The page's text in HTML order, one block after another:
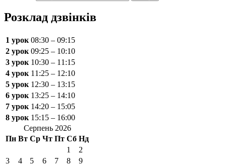
Розклад дзвінків
1 урок 08:30 – 09:15
2 урок 09:25 – 10:10
3 урок 10:30 – 11:15
4 урок 11:25 – 12:10
5 урок 12:30 – 13:15
6 урок 13:25 – 14:10
7 урок 14:20 – 15:05
8 урок 15:15 – 16:00
Серпень 2026
Пн Вт Ср Чт Пт Сб Нд
1
2
3
4 5 6 7 8
9